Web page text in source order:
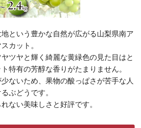
という豊かな自然が広がる山梨県南ア
カット。
ツヤと輝く綺麗な黄緑色の見た目はと
特有の芳醇な香りがたまりません。
ないため、果物の酸っぱさが苦手な人
ぶどうです。
ない美味しさと好評です。